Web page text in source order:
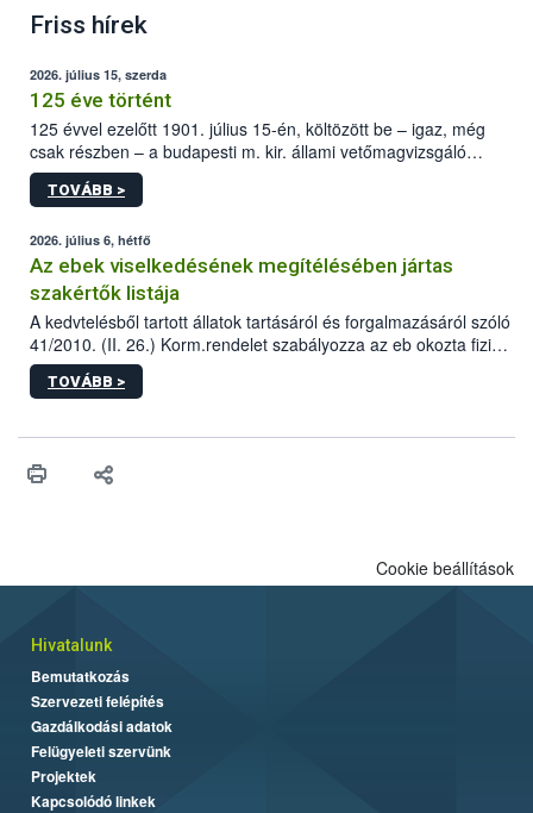
Friss hírek
2026. július 15, szerda
125 éve történt
125 évvel ezelőtt 1901. július 15-én, költözött be – igaz, még
csak részben – a budapesti m. kir. állami vetőmagvizsgáló
állomás a Kis Rókus utca 15. szám alatti, Czigler Győző által
tervezett új épületébe.
TOVÁBB >
2026. július 6, hétfő
Az ebek viselkedésének megítélésében jártas
szakértők listája
A kedvtelésből tartott állatok tartásáról és forgalmazásáról szóló
41/2010. (II. 26.) Korm.rendelet szabályozza az eb okozta fizikai
sérülés, illetve ennek veszélye keletkezésekor felmerülő
hatósági feladatokat, valamint a veszélyes eb tartását és annak
vonni az ebek viselkedésének megítélésében jártas szakértőt.
TOVÁBB >
Cookie beállítások
Hivatalunk
Bemutatkozás
Szervezeti felépítés
Gazdálkodási adatok
Felügyeleti szervünk
Projektek
Kapcsolódó linkek